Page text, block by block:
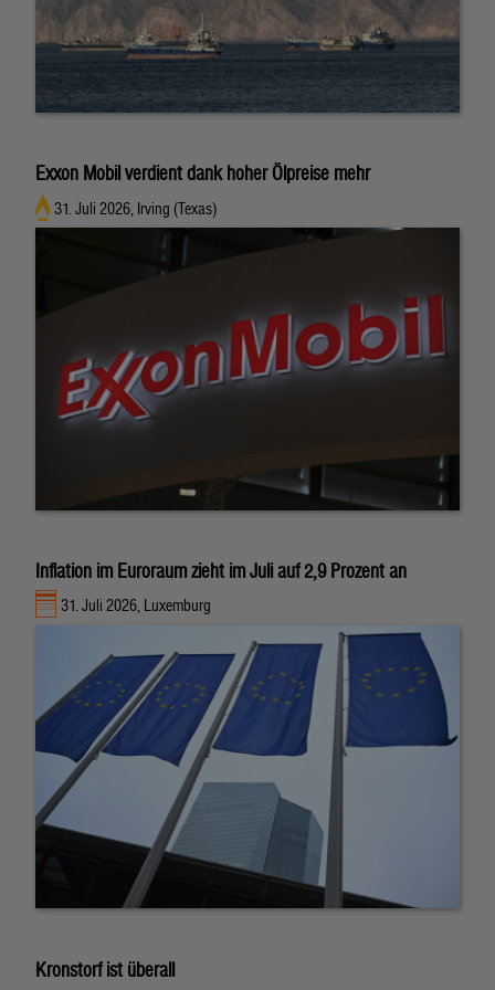
Exxon Mobil verdient dank hoher Ölpreise mehr
31. Juli 2026, Irving (Texas)
Inflation im Euroraum zieht im Juli auf 2,9 Prozent an
31. Juli 2026, Luxemburg
Kronstorf ist überall